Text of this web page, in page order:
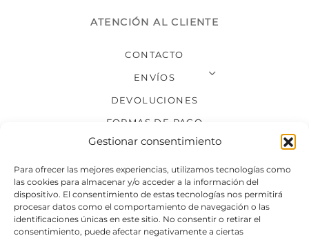
Gestionar consentimiento
Para ofrecer las mejores experiencias, utilizamos tecnologías como
las cookies para almacenar y/o acceder a la información del
dispositivo. El consentimiento de estas tecnologías nos permitirá
procesar datos como el comportamiento de navegación o las
identificaciones únicas en este sitio. No consentir o retirar el
consentimiento, puede afectar negativamente a ciertas
ATENCIÓN AL CLIENTE
CONTACTO
ENVÍOS
DEVOLUCIONES
FORMAS DE PAGO
SÍGUENOS